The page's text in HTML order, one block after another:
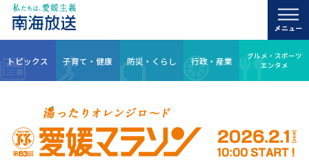
トピックス 子育て・健康 防災・くらし 行政・産業
グルメ・スポーツ
エンタメ